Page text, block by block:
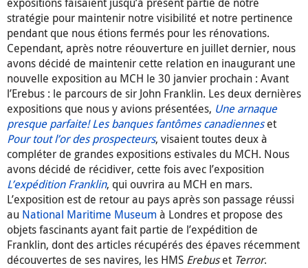
stratégie pour maintenir notre visibilité et notre pertinence
pendant que nous étions fermés pour les rénovations.
Cependant, après notre réouverture en juillet dernier, nous
avons décidé de maintenir cette relation en inaugurant une
nouvelle exposition au MCH le 30 janvier prochain : Avant
l’Erebus : le parcours de sir John Franklin. Les deux dernières
expositions que nous y avions présentées, Une arnaque
presque parfaite! Les banques fantômes canadienneset
Pour tout l’or des prospecteurs, visaient toutes deux à
compléter de grandes expositions estivales du MCH. Nous
avons décidé de récidiver, cette fois avec l’exposition
L’expédition Franklin, qui ouvrira au MCH en mars.
L’exposition est de retour au pays après son passage réussi
au National Maritime Museum à Londres et propose des
objets fascinants ayant fait partie de l’expédition de
Franklin, dont des articles récupérés des épaves récemment
découvertes de ses navires, les HMS Erebuset Terror.